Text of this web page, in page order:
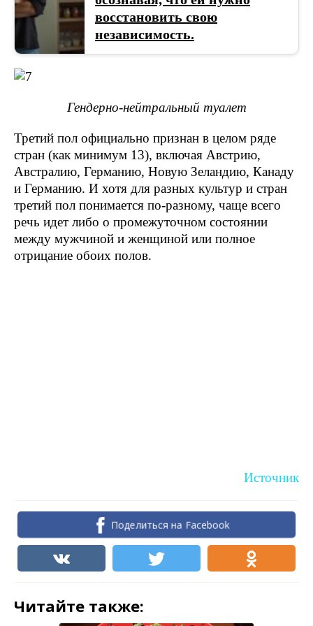
восстановить свою
независимость.
Гендерно-нейтральный туалет
Третий пол официально признан в целом ряде
стран (как минимум 13), включая Австрию,
Австралию, Германию, Новую Зеландию, Канаду
и Германию. И хотя для разных культур и стран
третий пол понимается по-разному, чаще всего
речь идет либо о промежуточном состоянии
между мужчиной и женщиной или полное
отрицание обоих полов.
Источник
Поделиться на Facebook
Читайте также: